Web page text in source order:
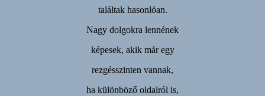
találtak hasonlóan.
Nagy dolgokra lennének
képesek, akik már egy
rezgésszinten vannak,
ha különböző oldalról is,